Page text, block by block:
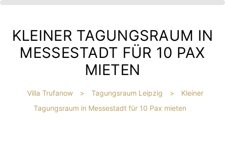
KLEINER TAGUNGSRAUM IN
MESSESTADT FÜR 10 PAX
MIETEN
Villa Trufanow > Tagungsraum Leipzig >
Kleiner
Tagungsraum in Messestadt für 10 Pax mieten